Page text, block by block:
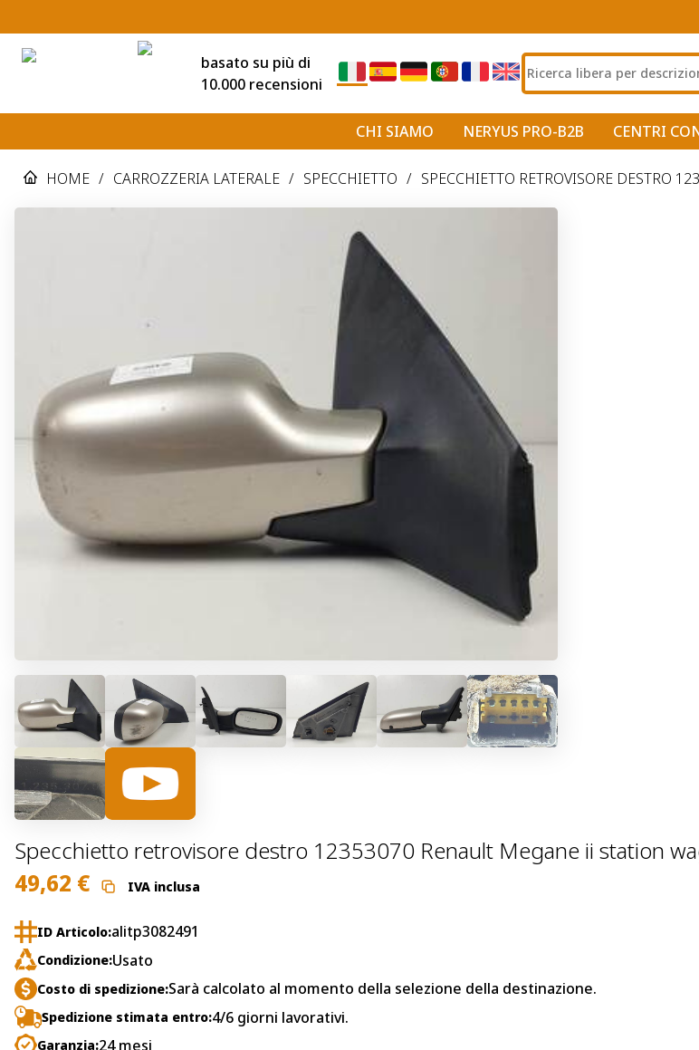
basato su più di
10.000 recensioni
CHI SIAMO NERYUS PRO-B2B CENTRI
HOME / CARROZZERIA LATERALE / SPECCHIETTO / SPECCHIETTO RETROVISORE DESTRO
Specchietto retrovisore destro 12353070 Renault Megane ii station
49,62 € IVA inclusa
ID Articolo:alitp3082491
Condizione:Usato
Costo di spedizione:Sarà calcolato al momento della selezione della destinazione.
Spedizione stimata entro:4/6 giorni lavorativi.
Garanzia:24 mesi